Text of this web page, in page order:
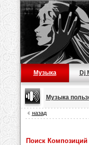
Музыка Dj
Музыка
назад
Поиск